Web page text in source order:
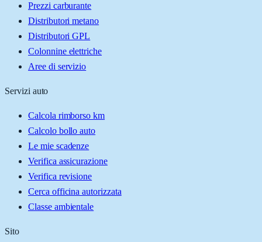
Prezzi carburante
Distributori metano
Distributori GPL
Colonnine elettriche
Aree di servizio
Servizi auto
Calcola rimborso km
Calcolo bollo auto
Le mie scadenze
Verifica assicurazione
Verifica revisione
Cerca officina autorizzata
Classe ambientale
Sito